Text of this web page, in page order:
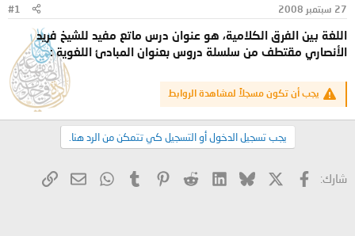
و
و
ع
ء
27 سبتمبر 2008 #1
اللغة بين الفرق الكلامية، هو عنوان درس ماتع مفيد للشيخ فريد
الأنصاري مقتطف من سلسلة دروس بعنوان المبادئ اللغوية :
يجب أن تكون مسجلاً لمشاهدة الروابط
يجب تسجيل الدخول أو التسجيل كي تتمكن من الرد هنا.
شارك: فيسبوك Bluesky
LinkedIn
Reddit
Pinterest
Tumblr
WhatsApp
البريد